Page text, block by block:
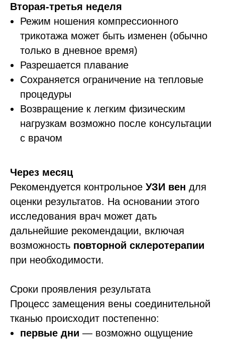
Вторая-третья неделя
Режим ношения компрессионного
трикотажа может быть изменен (обычно
только в дневное время)
Разрешается плавание
Сохраняется ограничение на тепловые
процедуры
Возвращение к легким физическим
нагрузкам возможно после консультации
с врачом
Через месяц
Рекомендуется контрольное УЗИ вен для
оценки результатов. На основании этого
исследования врач может дать
дальнейшие рекомендации, включая
возможность повторной склеротерапии
при необходимости.
Сроки проявления результата
Процесс замещения вены соединительной
тканью происходит постепенно:
первые дни — возможно ощущение